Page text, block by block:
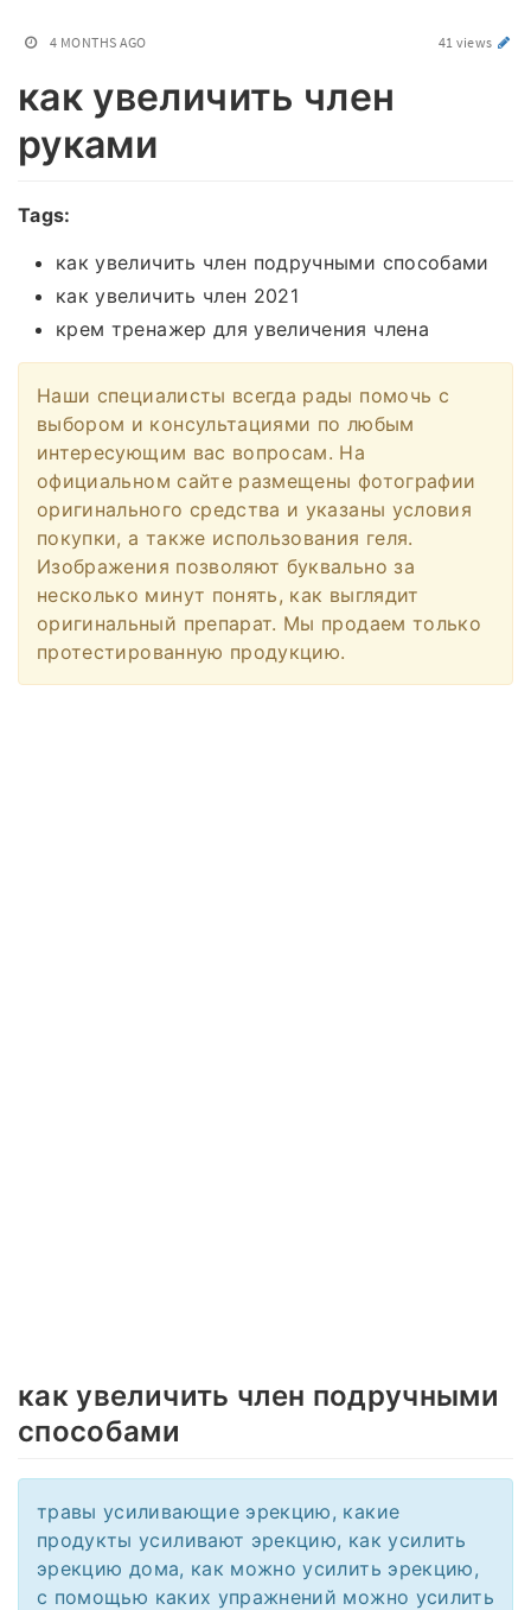
4 MONTHS AGO 41 views
как увеличить член
руками
Tags:
как увеличить член подручными способами
как увеличить член 2021
крем тренажер для увеличения члена
Наши специалисты всегда рады помочь с
выбором и консультациями по любым
интересующим вас вопросам. На
официальном сайте размещены фотографии
оригинального средства и указаны условия
покупки, а также использования геля.
Изображения позволяют буквально за
несколько минут понять, как выглядит
оригинальный препарат. Мы продаем только
протестированную продукцию.
как увеличить член подручными
способами
травы усиливающие эрекцию, какие
продукты усиливают эрекцию, как усилить
эрекцию дома, как можно усилить эрекцию,
с помощью каких упражнений можно усилить